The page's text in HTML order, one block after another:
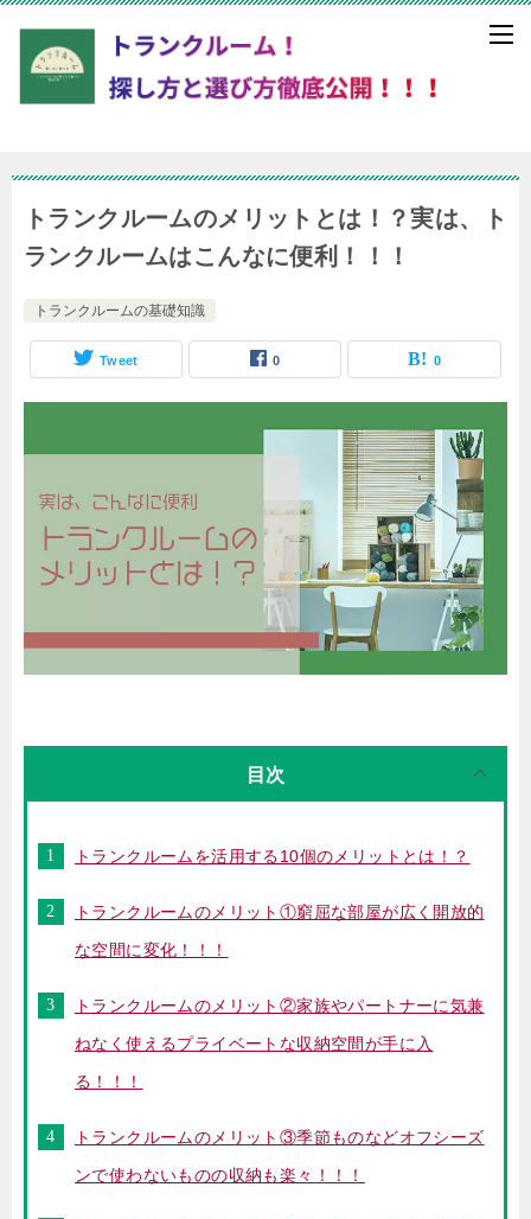
トランクルームのメリットとは！？実は、ト
ランクルームはこんなに便利！！！
トランクルームの基礎知識
Tweet 0 0
目次
トランクルームを活用する10個のメリットとは！？
トランクルームのメリット①窮屈な部屋が広く開放的
な空間に変化！！！
トランクルームのメリット②家族やパートナーに気兼
ねなく使えるプライベートな収納空間が手に入
る！！！
トランクルームのメリット③季節ものなどオフシーズ
ンで使わないものの収納も楽々！！！